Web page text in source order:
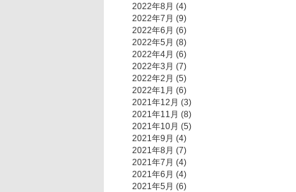
2022年8月 (4)
2022年7月 (9)
2022年6月 (6)
2022年5月 (8)
2022年4月 (6)
2022年3月 (7)
2022年2月 (5)
2022年1月 (6)
2021年12月 (3)
2021年11月 (8)
2021年10月 (5)
2021年9月 (4)
2021年8月 (7)
2021年7月 (4)
2021年6月 (4)
2021年5月 (6)